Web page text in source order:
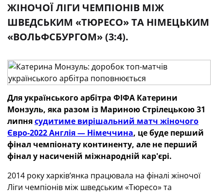
ЖІНОЧОЇ ЛІГИ ЧЕМПІОНІВ МІЖ
ШВЕДСЬКИМ «ТЮРЕСО» ТА НІМЕЦЬКИМ
«ВОЛЬФСБУРГОМ» (3:4).
Для українського арбітра ФІФА Катерини
Монзуль, яка разом із Мариною Стрілецькою 31
липнясудитиме вирішальний матч жіночого
Євро-2022 Англія — Німеччина, це буде перший
фінал чемпіонату континенту, але не перший
фінал у насиченій міжнародній кар'єрі.
2014 року харків’янка працювала на фіналі жіночої
Ліги чемпіонів між шведським «Тюресо» та